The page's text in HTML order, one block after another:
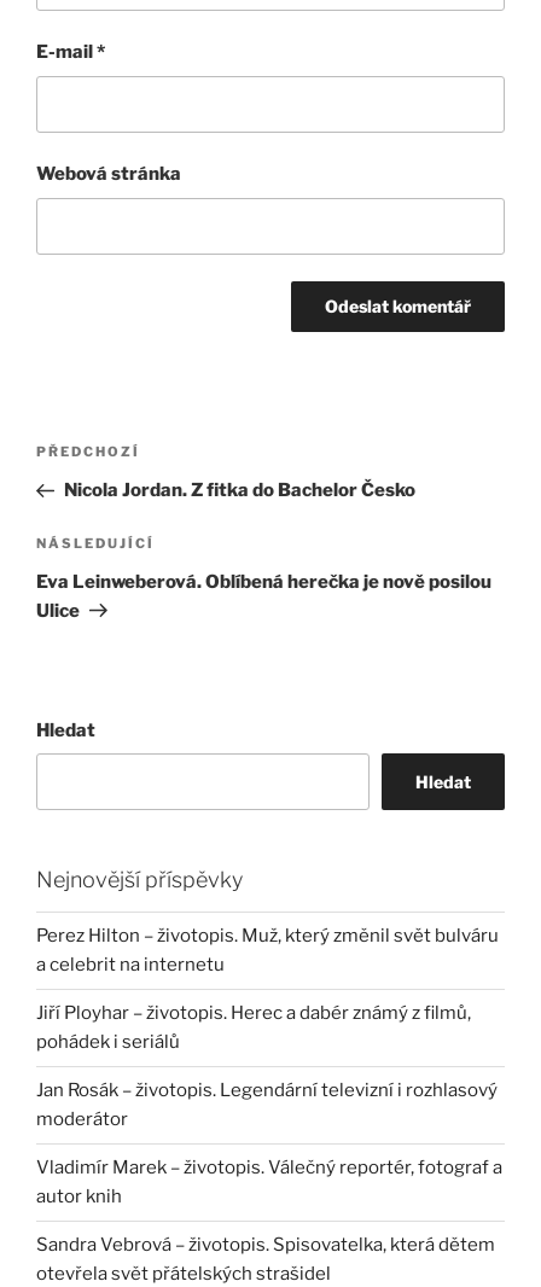
E-mail*
Webová stránka
Navigace
příspěvek
Předchozí
příspěvek
PŘEDCHOZÍ
Nicola Jordan. Z fitka do Bachelor Česko
Následující
příspěvek
NÁSLEDUJÍCÍ
Eva Leinweberová. Oblíbená herečka je nově posilou
Ulice
Hledat
Hledat
Nejnovější příspěvky
Perez Hilton – životopis. Muž, který změnil svět bulváru
a celebrit na internetu
Jiří Ployhar – životopis. Herec a dabér známý z filmů,
pohádek i seriálů
Jan Rosák – životopis. Legendární televizní i rozhlasový
moderátor
Vladimír Marek – životopis. Válečný reportér, fotograf a
autor knih
Sandra Vebrová – životopis. Spisovatelka, která dětem
otevřela svět přátelských strašidel